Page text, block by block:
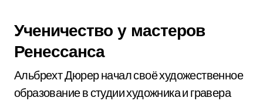
Ученичество у мастеров
Ренессанса
Альбрехт Дюрер начал своё художественное
образование в студии художника и гравера